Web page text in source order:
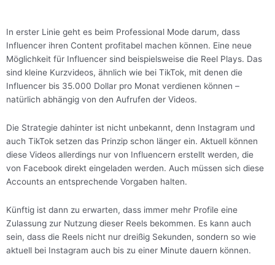
In erster Linie geht es beim Professional Mode darum, dass
Influencer ihren Content profitabel machen können. Eine neue
Möglichkeit für Influencer sind beispielsweise die Reel Plays. Das
sind kleine Kurzvideos, ähnlich wie bei TikTok, mit denen die
Influencer bis 35.000 Dollar pro Monat verdienen können –
natürlich abhängig von den Aufrufen der Videos.
Die Strategie dahinter ist nicht unbekannt, denn Instagram und
auch TikTok setzen das Prinzip schon länger ein. Aktuell können
diese Videos allerdings nur von Influencern erstellt werden, die
von Facebook direkt eingeladen werden. Auch müssen sich diese
Accounts an entsprechende Vorgaben halten.
Künftig ist dann zu erwarten, dass immer mehr Profile eine
Zulassung zur Nutzung dieser Reels bekommen. Es kann auch
sein, dass die Reels nicht nur dreißig Sekunden, sondern so wie
aktuell bei Instagram auch bis zu einer Minute dauern können.